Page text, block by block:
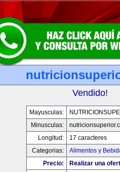
Vendido!
Mayusculas:
Minusculas:
Longitud:
17 caracteres
Categorias:
Alimentos y
Precio:
Realizar una